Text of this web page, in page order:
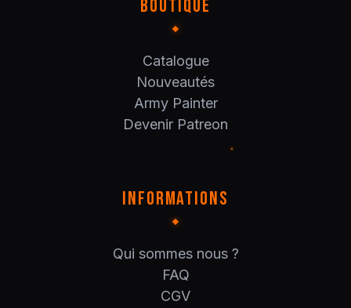
BOUTIQUE
Catalogue
Nouveautés
Army Painter
Devenir Patreon
INFORMATIONS
Qui sommes nous ?
FAQ
CGV